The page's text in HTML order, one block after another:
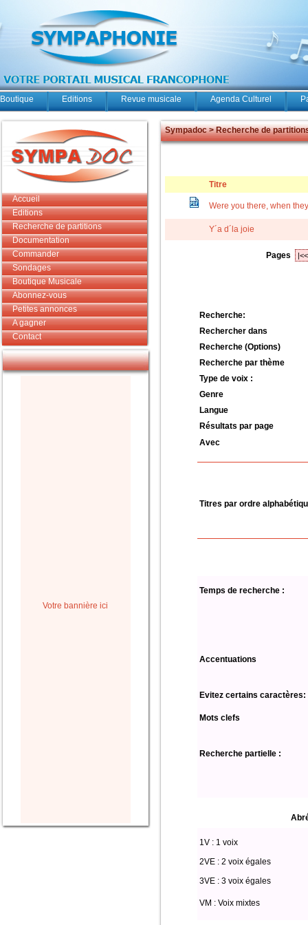
Boutique Editions Revue musicale Agenda Culturel
Accueil
Editions
Recherche de partitions
Documentation
Commander
Sondages
Boutique Musicale
Abonnez-vous
Petites annonces
A gagner
Contact
Votre bannière ici
Sympadoc > Recherche de
Titre
Were you there, when
Y´a d´la joie
Pages |<<
Recherche:
Rechercher dans
Recherche (Options)
Recherche par thème
Type de voix :
Genre
Langue
Résultats par page
Avec
Titres par ordre
Temps de recherche :
Accentuations
Evitez certains caractères:
Mots clefs
Recherche partielle :
1V : 1 voix
2VE : 2 voix égales
3VE : 3 voix égales
VM : Voix mixtes